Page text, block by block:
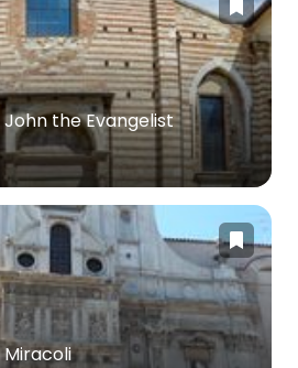
the Evangelist
Miracoli